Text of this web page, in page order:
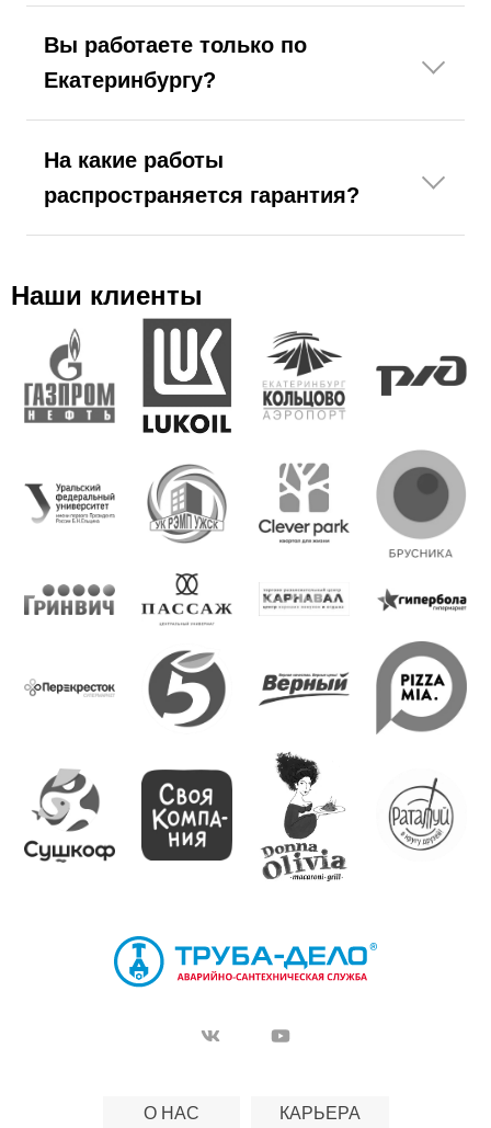
Вы работаете только по
Екатеринбургу?
На какие работы
распространяется гарантия?
Наши клиенты
О НАС КАРЬЕРА